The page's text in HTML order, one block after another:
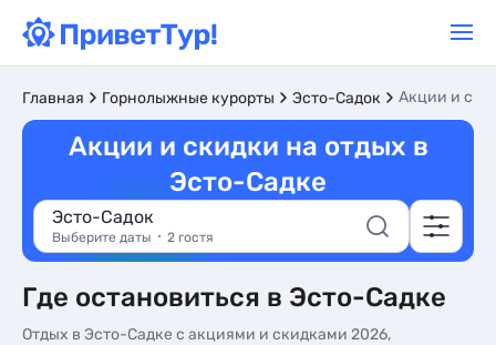
Главная Горнолыжные курорты Эсто-Садок Акции и
Акции и скидки на отдых в
Эсто-Садке
Эсто-Садок
Выберите даты 2 гостя
Где остановиться в Эсто-Садке
Отдых в Эсто-Садке с акциями и скидками 2026,